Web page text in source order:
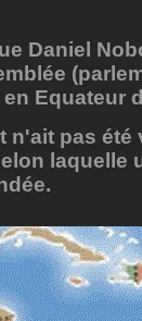
Daniel
Equateur
n'ait pas
laquelle